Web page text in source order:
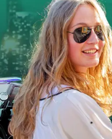
INT AT
ES
FR
IT
NL